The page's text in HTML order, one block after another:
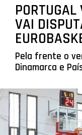
PORTUGAL
VAI
Pela frente o
Dinamarca e